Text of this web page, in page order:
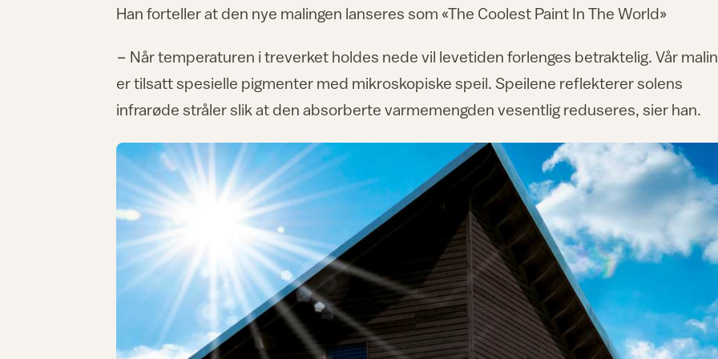
Han forteller at den nye malingen lanseres som «The Coolest Paint In The World»
− Når temperaturen i treverket holdes nede vil levetiden forlenges betraktelig. Vår
er tilsatt spesielle pigmenter med mikroskopiske speil. Speilene reflekterer solens
infrarøde stråler slik at den absorberte varmemengden vesentlig reduseres, sier han.